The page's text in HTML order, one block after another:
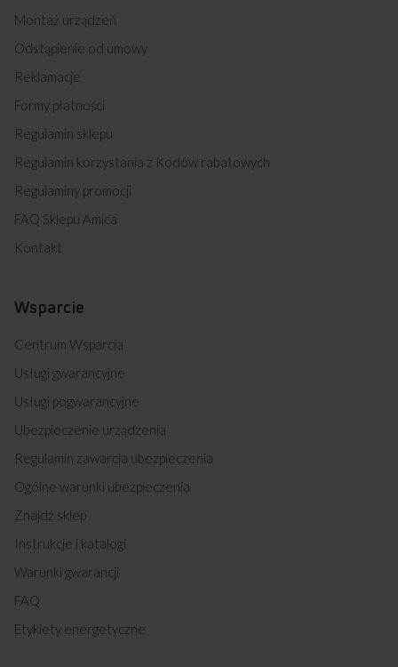
Montaż urządzeń
Odstąpienie od umowy
Reklamacje
Formy płatności
Regulamin sklepu
Regulamin korzystania z Kodów rabatowych
Regulaminy promocji
FAQ Sklepu Amica
Kontakt
Wsparcie
Centrum Wsparcia
Usługi gwarancyjne
Usługi pogwarancyjne
Ubezpieczenie urządzenia
Regulamin zawarcia ubezpieczenia
Ogólne warunki ubezpieczenia
Znajdź sklep
Instrukcje i katalogi
Warunki gwarancji
FAQ
Etykiety energetyczne